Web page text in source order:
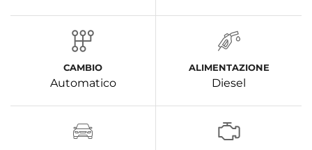
CAMBIO
Automatico
ALIMENTAZIONE
Diesel